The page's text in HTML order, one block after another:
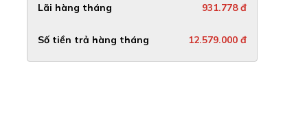
Lãi hàng tháng 931.778 đ
Số tiền trả hàng tháng 12.579.000 đ